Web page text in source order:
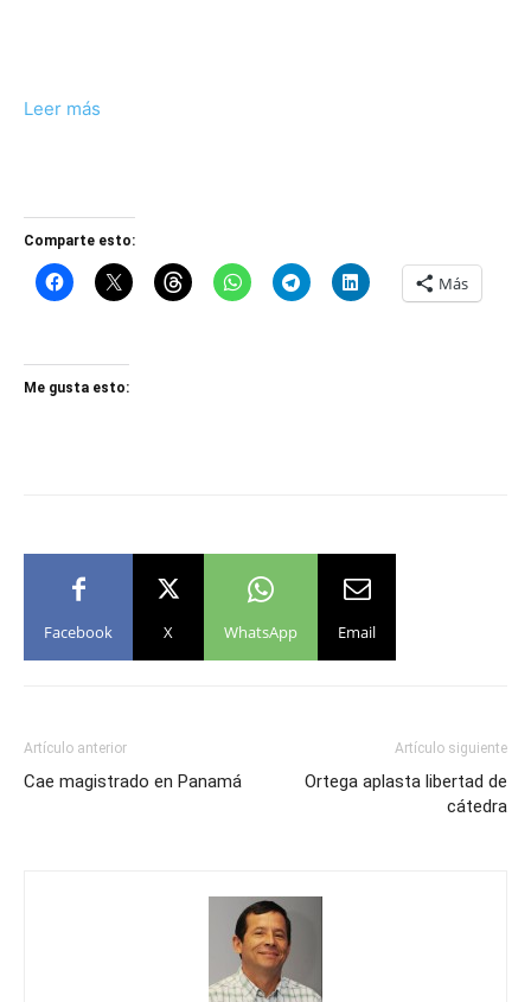
Leer más
Comparte esto:
Más
Me gusta esto:
Facebook X WhatsApp Email
Artículo anterior
Cae magistrado en Panamá
Artículo siguiente
Ortega aplasta libertad de
cátedra